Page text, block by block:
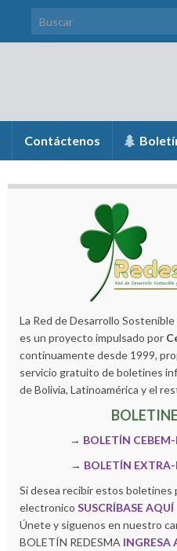
Search for:
Contáctenos
La Red de Desarrollo
es un proyecto impulsado por
continuamente desde 1999,
servicio gratuito de boletines
de Bolivia, Latinoamérica y el
→ BOLETÍN
→ BOLETÍN
Si desea recibir estos boletines
electronico SUSCRÍBASE AQUÍ
Únete y siguenos en nuestro
BOLETÍN REDESMA INGRESA